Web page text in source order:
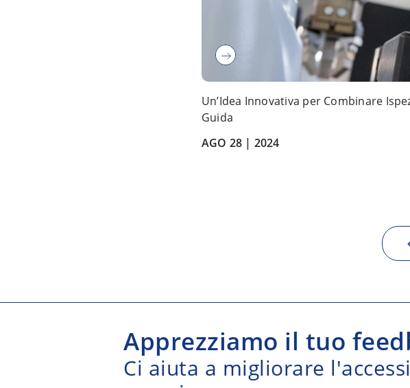
Un’Idea Innovativa per Combinare
Guida
AGO 28 | 2024
Apprezziamo il tuo
Ci aiuta a migliorare